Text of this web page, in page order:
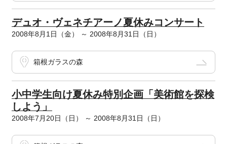
デュオ・ヴェネチアーノ夏休みコンサート
2008年8月1日（金） ～ 2008年8月31日（日）
箱根ガラスの森
小中学生向け夏休み特別企画「美術館を探検
しよう」
2008年7月20日（日） ～ 2008年8月31日（日）